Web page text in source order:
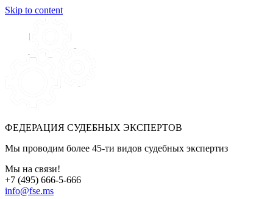
Skip to content
ФЕДЕРАЦИЯ СУДЕБНЫХ ЭКСПЕРТОВ
Мы проводим более 45-ти видов судебных экспертиз
Мы на связи!
+7 (495) 666-5-666
info@fse.ms